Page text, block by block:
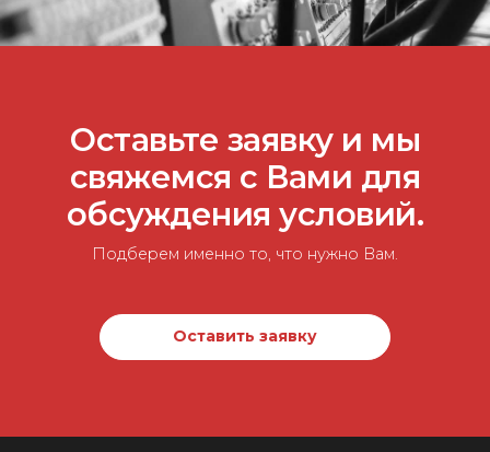
Оставьте заявку и мы
свяжемся с Вами для
обсуждения условий.
Подберем именно то, что нужно Вам.
Оставить заявку